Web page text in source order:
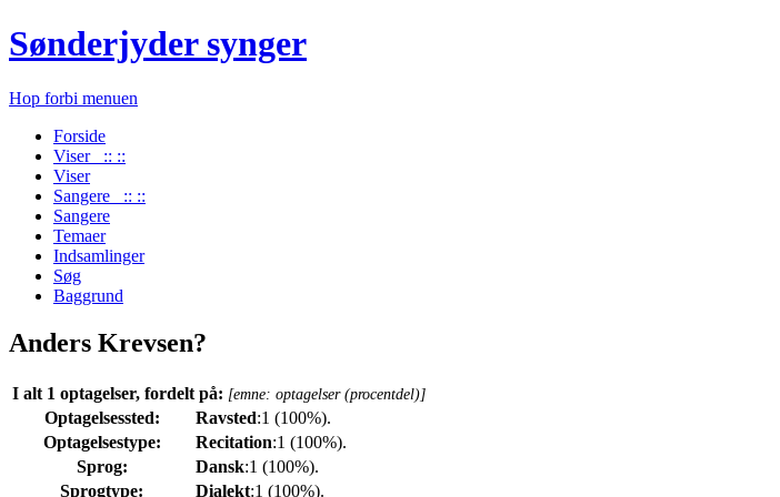
Sønderjyder synger
Hop forbi menuen
Forside
Viser :: ::
Viser
Sangere :: ::
Sangere
Temaer
Indsamlinger
Søg
Baggrund
Anders Krevsen?
I alt 1 optagelser, fordelt på: [emne: optagelser (procentdel)]
Optagelsessted: Ravsted:1 (100%).
Optagelsestype:
Recitation:1 (100%).
Sprog:
Dansk:1 (100%).
Sprogtype:
Dialekt:1 (100%).